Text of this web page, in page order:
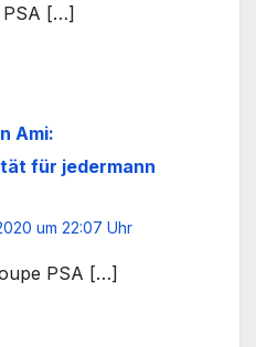
PSA […]
Ami:
für jedermann
um 22:07 Uhr
PSA […]